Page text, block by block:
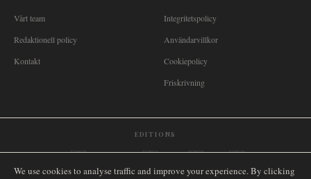
Vårt team
Redaktionell policy
Kontakt
Integritetspolicy
Användarvillkor
Cookiepolicy
Friskrivning
EDITIONS
🌐 International🇬🇧 United Kingdom🇦🇺 Australia🇨🇦 Canada🇳🇿 New Zealand
🇿🇦 South Africa🇸🇬 Singapore 🇩🇪 Deutschland🇳🇱 Nederland🇫🇷 France
We use cookies to analyse traffic and improve your experience. By clicking